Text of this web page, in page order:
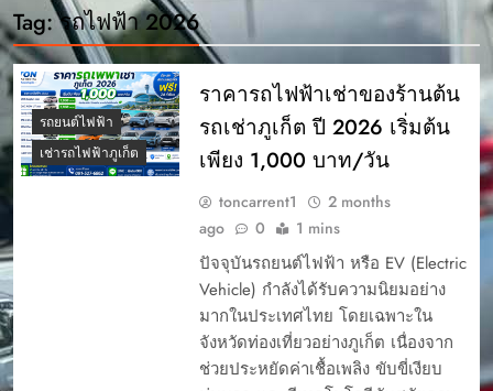
Tag:รถไฟฟ้า 2026
รถยนต์ไฟฟ้า
เช่ารถไฟฟ้าภูเก็ต
ราคารถไฟฟ้าเช่าของร้านต้น
รถเช่าภูเก็ต ปี 2026 เริ่มต้น
เพียง 1,000 บาท/วัน
toncarrent1
2 months
ago
0 1 mins
ปัจจุบันรถยนต์ไฟฟ้า หรือ EV (Electric
Vehicle) กำลังได้รับความนิยมอย่าง
มากในประเทศไทย โดยเฉพาะใน
จังหวัดท่องเที่ยวอย่างภูเก็ต เนื่องจาก
ช่วยประหยัดค่าเชื้อเพลิง ขับขี่เงียบ